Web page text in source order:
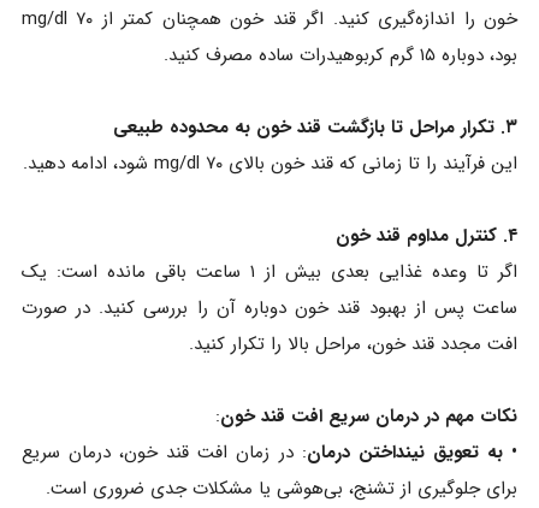
خون را اندازه‌گیری کنید. اگر قند خون همچنان کمتر از ۷۰ mg/dl
بود، دوباره ۱۵ گرم کربوهیدرات ساده مصرف کنید.
۳. تکرار مراحل تا بازگشت قند خون به محدوده طبیعی
این فرآیند را تا زمانی که قند خون بالای ۷۰ mg/dl شود، ادامه دهید.
۴. کنترل مداوم قند خون
اگر تا وعده غذایی بعدی بیش از ۱ ساعت باقی مانده است: یک
ساعت پس از بهبود قند خون دوباره آن را بررسی کنید. در صورت
افت مجدد قند خون، مراحل بالا را تکرار کنید.
نکات مهم در درمان سریع افت قند خون:
• به تعویق نینداختن درمان: در زمان افت قند خون، درمان سریع
برای جلوگیری از تشنج، بی‌هوشی یا مشکلات جدی ضروری است.